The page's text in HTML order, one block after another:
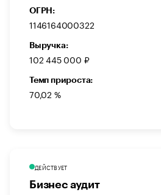
ОГРН:
1146164000322
Выручка:
102 445 000 ₽
Темп прироста:
70,02 %
ДЕЙСТВУЕТ
Бизнес аудит